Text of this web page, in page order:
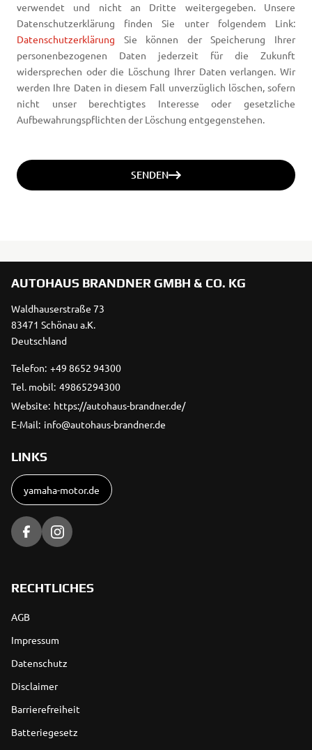
verwendet und nicht an Dritte weitergegeben. Unsere
Datenschutzerklärung finden Sie unter folgendem Link:
Datenschutzerklärung
Sie können der Speicherung Ihrer
personenbezogenen Daten jederzeit für die Zukunft
widersprechen oder die Löschung Ihrer Daten verlangen. Wir
werden Ihre Daten in diesem Fall unverzüglich löschen, sofern
nicht unser berechtigtes Interesse oder gesetzliche
Aufbewahrungspflichten der Löschung entgegenstehen.
SENDEN
AUTOHAUS BRANDNER GMBH & CO. KG
Waldhauserstraße 73
83471 Schönau a.K.
Deutschland
Telefon: +49 8652 94300
Tel. mobil: 49865294300
Website: https://autohaus-brandner.de/
E-Mail: info@autohaus-brandner.de
LINKS
yamaha-motor.de
RECHTLICHES
AGB
Impressum
Datenschutz
Disclaimer
Barrierefreiheit
Batteriegesetz